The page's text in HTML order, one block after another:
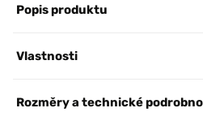
Popis produktu
Vlastnosti
Rozměry a technické